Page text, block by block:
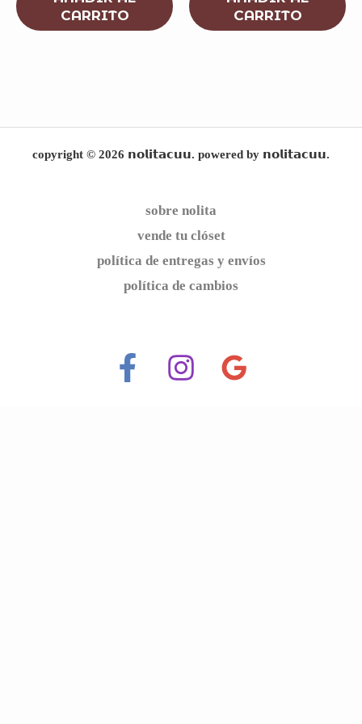
CARRITO
CARRITO
copyright © 2026 𝗻𝗼𝗹𝗶𝘁𝗮𝗰𝘂𝘂. powered by 𝗻𝗼𝗹𝗶𝘁𝗮𝗰𝘂𝘂.
sobre nolita
vende tu clóset
política de entregas y envíos
política de cambios